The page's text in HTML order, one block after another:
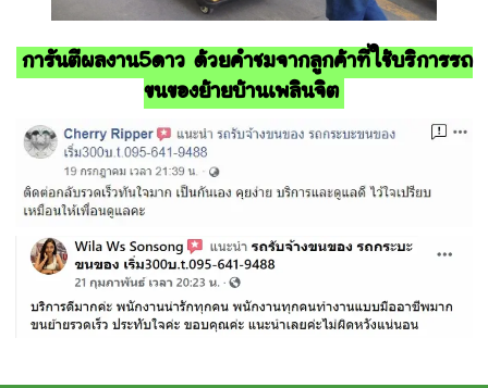
การันตีผลงาน5ดาว ด้วยคำชมจากลูกค้าที่ใช้บริการรถ
ขนของย้ายบ้านเพลินจิต